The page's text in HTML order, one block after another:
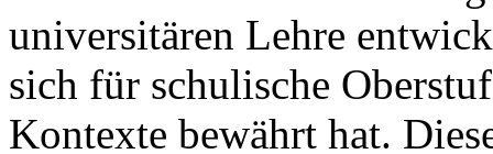
universitären Lehre
sich für schulische
Kontexte bewährt hat.